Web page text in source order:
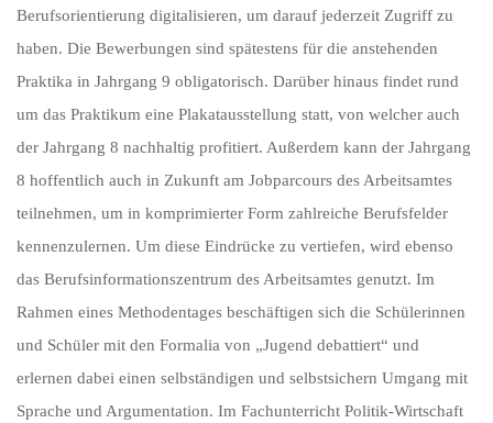
Berufsorientierung digitalisieren, um darauf jederzeit Zugriff zu
haben. Die Bewerbungen sind spätestens für die anstehenden
Praktika in Jahrgang 9 obligatorisch. Darüber hinaus findet rund
um das Praktikum eine Plakatausstellung statt, von welcher auch
der Jahrgang 8 nachhaltig profitiert. Außerdem kann der Jahrgang
8 hoffentlich auch in Zukunft am Jobparcours des Arbeitsamtes
teilnehmen, um in komprimierter Form zahlreiche Berufsfelder
kennenzulernen. Um diese Eindrücke zu vertiefen, wird ebenso
das Berufsinformationszentrum des Arbeitsamtes genutzt. Im
Rahmen eines Methodentages beschäftigen sich die Schülerinnen
und Schüler mit den Formalia von „Jugend debattiert“ und
erlernen dabei einen selbständigen und selbstsichern Umgang mit
Sprache und Argumentation. Im Fachunterricht Politik-Wirtschaft